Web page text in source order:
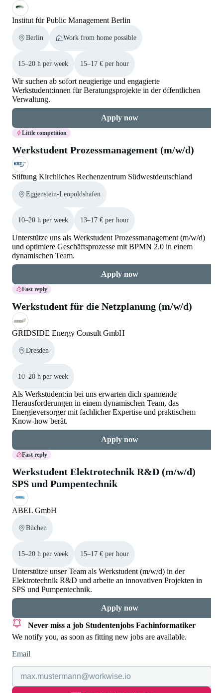
Institut für Public Management Berlin
Berlin Work from home possible
15–20 h per week 15–17 € per hour
Wir suchen ab sofort neugierige und engagierte
Werkstudent:innen für Beratungsprojekte in der öffentlichen
Verwaltung.
Apply now
Little competition
Werkstudent Prozessmanagement (m/w/d)
Stiftung Kirchliches Rechenzentrum Südwestdeutschland
Eggenstein-Leopoldshafen
10–20 h per week 13–17 € per hour
Unterstütze uns als Werkstudent Prozessmanagement (m/w/d)
und optimiere Geschäftsprozesse mit BPMN 2.0 in einem
dynamischen Team.
Apply now
Fast reply
Werkstudent für die Netzplanung (m/w/d)
GRIDSIDE Energy Consult GmbH
Dresden
10–20 h per week
Als Werkstudent:in bei uns erwarten dich spannende
Herausforderungen in einem dynamischen Team, das
Energieversorger mit fachlicher Expertise und praktischem
Know-how berät.
Apply now
Fast reply
Werkstudent Elektrotechnik R&D (m/w/d)
SPS und Pumpentechnik
ABEL GmbH
Büchen
15–20 h per week 15–17 € per hour
Unterstütze unser Team als Werkstudent (m/w/d) in der
Elektrotechnik R&D und arbeite an innovativen Projekten in
SPS und Pumpentechnik.
Apply now
Never miss a job Studentenjobs Fachinformatiker
We notify you, as soon as fitting new jobs are available.
Email